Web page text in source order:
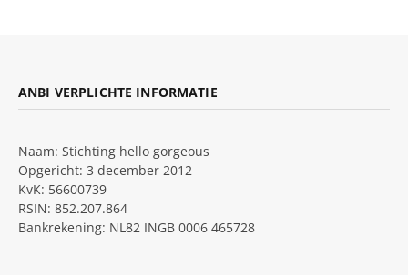
ANBI VERPLICHTE INFORMATIE
Naam: Stichting hello gorgeous
Opgericht: 3 december 2012
KvK: 56600739
RSIN: 852.207.864
Bankrekening: NL82 INGB 0006 465728